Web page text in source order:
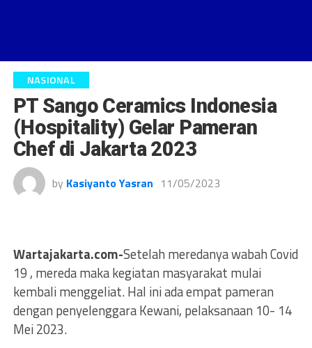
NASIONAL
PT Sango Ceramics Indonesia
(Hospitality) Gelar Pameran
Chef di Jakarta 2023
by Kasiyanto Yasran 11/05/2023
Wartajakarta.com-Setelah meredanya wabah Covid
19 , mereda maka kegiatan masyarakat mulai
kembali menggeliat. Hal ini ada empat pameran
dengan penyelenggara Kewani, pelaksanaan 10- 14
Mei 2023.